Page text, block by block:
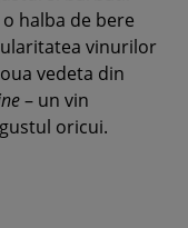
halba de bere
vinurilor
vedeta din
– un vin
oricui.